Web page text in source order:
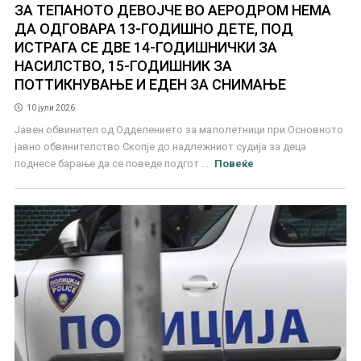
ЗА ТЕПАНОТО ДЕВОЈЧЕ ВО АЕРОДРОМ НЕМА
ДА ОДГОВАРА 13-ГОДИШНО ДЕТЕ, ПОД
ИСТРАГА СЕ ДВЕ 14-ГОДИШНИЧКИ ЗА
НАСИЛСТВО, 15-ГОДИШНИК ЗА
ПОТТИКНУВАЊЕ И ЕДЕН ЗА СНИМАЊЕ
10 јули 2026
Јавен обвинител од Одделението за малолетници при Основното
јавно обвинителство Скопје до надлежниот судија за деца
поднесе барање да се поведе подгот ...
Повеќе